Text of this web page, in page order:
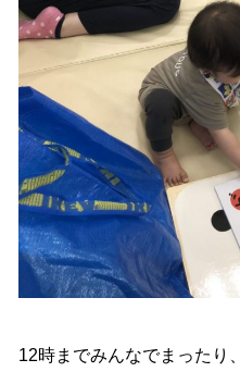
12時までみんなでまったり